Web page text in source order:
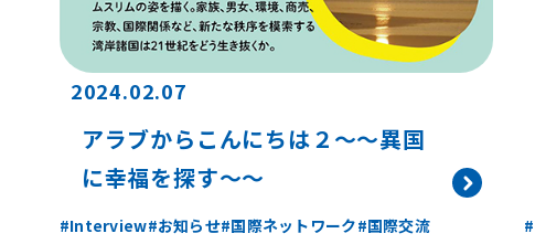
2024.02.07
アラブからこんにちは２〜～異国
に幸福を探す～〜
Interview お知らせ 国際ネットワーク 国際交流